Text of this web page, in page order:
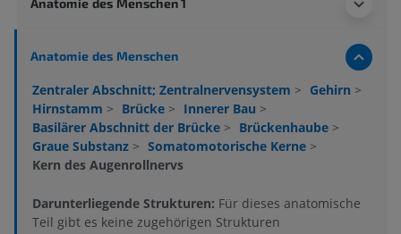
Anatomie des Menschen 1
Anatomie des Menschen
Zentraler Abschnitt; Zentralnervensystem > Gehirn >
Hirnstamm > Brücke > Innerer Bau >
Basilärer Abschnitt der Brücke > Brückenhaube >
Graue Substanz > Somatomotorische Kerne >
Kern des Augenrollnervs
Darunterliegende Strukturen: Für dieses anatomische
Teil gibt es keine zugehörigen Strukturen